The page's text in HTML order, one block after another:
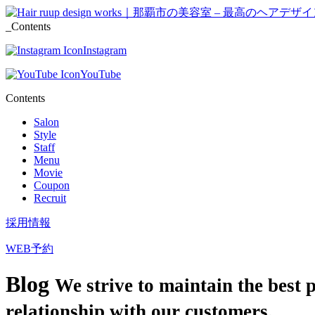
_Contents
Instagram
YouTube
Contents
Salon
Style
Staff
Menu
Movie
Coupon
Recruit
採用情報
WEB予約
Blog We strive to maintain the best